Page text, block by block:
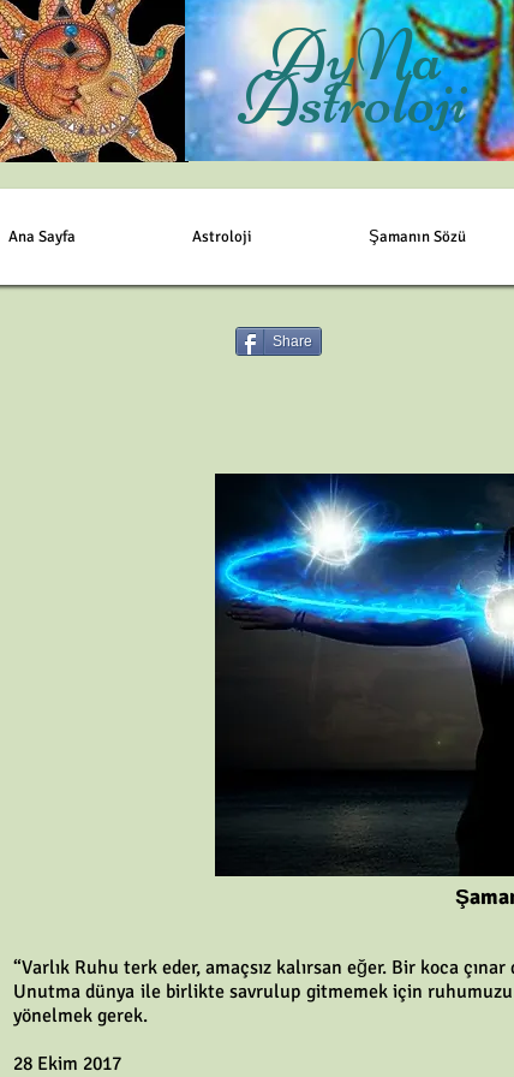
AyNa
Astroloji
“Varlık Ruhu terk eder, amaçsız kalırsan eğer. Bir koca
Unutma dünya ile birlikte savrulup gitmemek için
yönelmek gerek.
28 Ekim 2017
Share
Ana Sayfa Astroloji Şamanın Sözü